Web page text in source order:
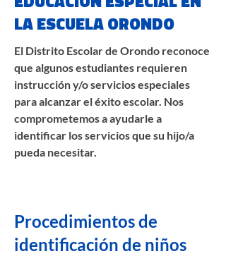
LA ESCUELA ORONDO
El Distrito Escolar de Orondo reconoce
que algunos estudiantes requieren
instrucción y/o servicios especiales
para alcanzar el éxito escolar. Nos
comprometemos a ayudarle a
identificar los servicios que su hijo/a
pueda necesitar.
Procedimientos de
identificación de niños